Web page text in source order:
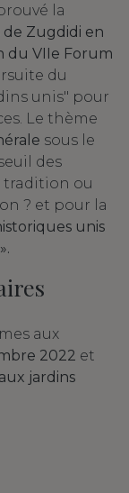
la
de Zugdidi en
du VIIe Forum
du
unis" pour
Le thème
sous le
des
tradition ou
? et pour la
unis
aux
2022 et
jardins